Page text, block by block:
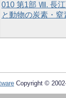
010 第1部 Ⅷ. 長
と動物の炭素・
Copyright ©